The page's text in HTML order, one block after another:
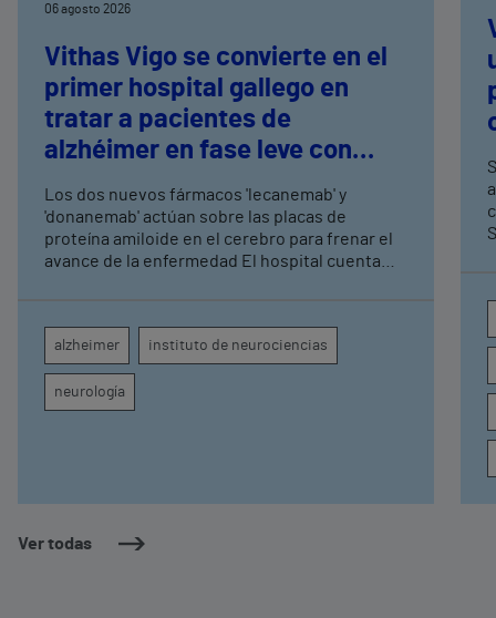
Ver todas
06 agosto 2026
Vithas Vigo se convierte en el
primer hospital gallego en
tratar a pacientes de
alzhéimer en fase leve con
Los dos nuevos fármacos 'lecanemab' y
'donanemab' actúan sobre las placas de
proteína amiloide en el cerebro para frenar el
avance de la enfermedad El hospital cuenta
seguimiento clínico de cada paciente
alzheimer instituto de neurociencias
neurología